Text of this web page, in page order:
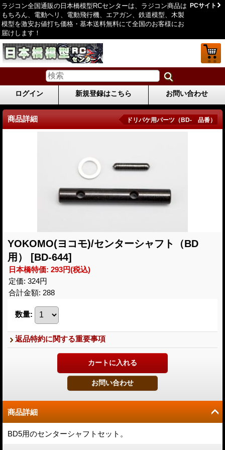
ラジコン全国通販の日本橋模型RCセンターは、ラジコン商品は
もちろん、電動ヘリ、電動飛行機、エアガン、鉄道模型、木製
模型を激安お値打ち価格・基本送料無料にて全国のお客様にお
届けします！
PCサイト
ログイン 新規登録はこちら お問い合わせ
商品詳細 ドリパケ用パーツ（BD- 品番）
YOKOMO(ヨコモ)/センターシャフト（BD
用） [BD-644]
日本橋特価: 293円(税込)
定価: 324円
合計金額: 288
数量:
返品特約に関する重要事項
商品詳細
BD5用のセンターシャフトセット。